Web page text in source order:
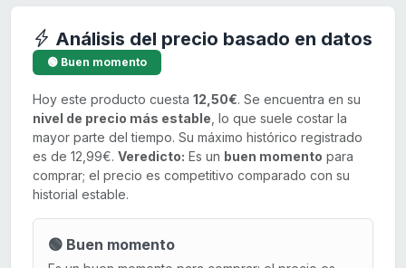
Análisis del precio basado en datos
🟢 Buen momento
Hoy este producto cuesta 12,50€. Se encuentra en su
nivel de precio más estable , lo que suele costar la
mayor parte del tiempo. Su máximo histórico registrado
es de 12,99€. Veredicto: Es un buen momento para
comprar; el precio es competitivo comparado con su
historial estable.
🟢 Buen momento